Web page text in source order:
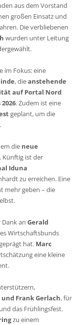
aus dem Vorstand
großen Einsatz und
Die verbliebenen
wurden unter Leitung
im Fokus: eine
, dieanstehende
auf Portal Nord
. Zudem ist eine
geplant, um die
die neue
Künftig ist der
Iduna
zu erreichen. Eine
mehr geben – die
an Gerald
Wirtschaftsbunds
hat. Marc
eine kleine
und Frank Gerlach, für
das Frühlingsfest.
zu einem